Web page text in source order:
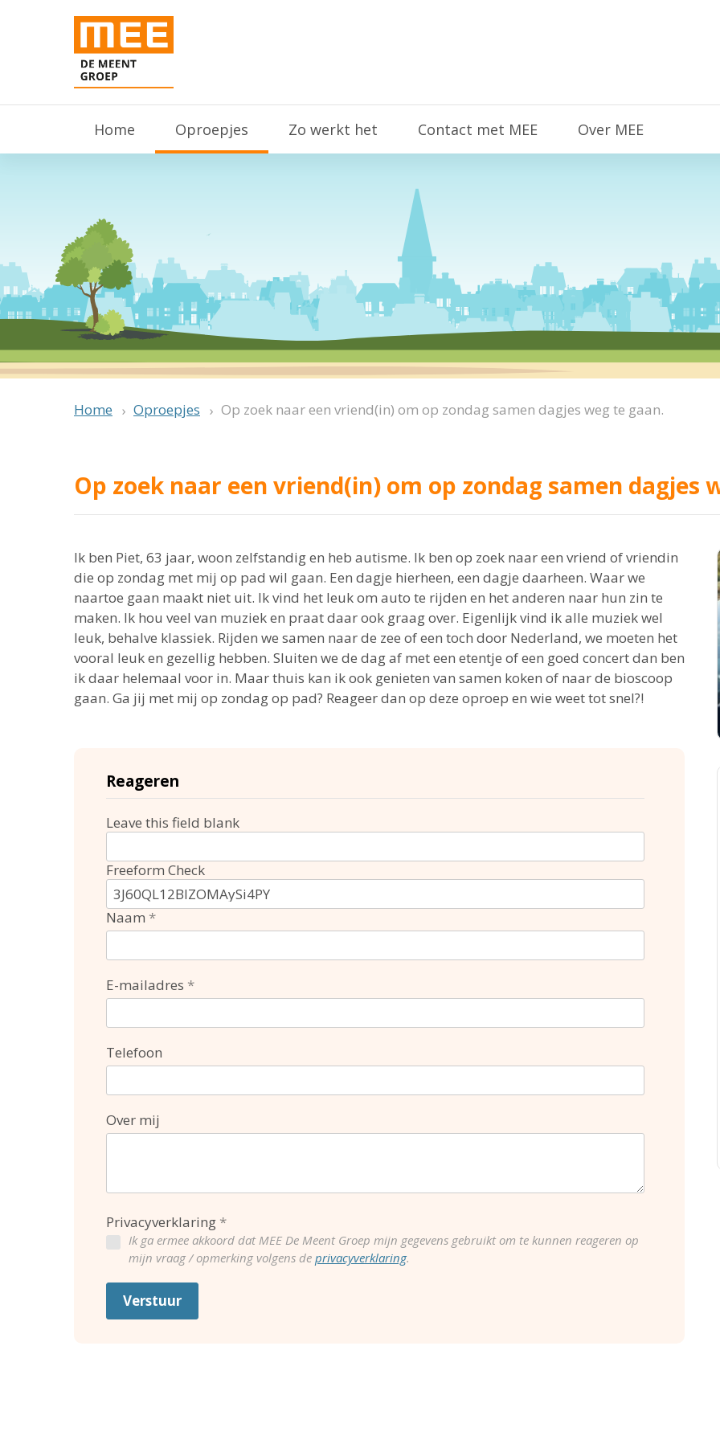
Home Oproepjes Zo werkt het Contact met MEE Over MEE
Home Oproepjes Op zoek naar een vriend(in) om op zondag samen dagjes weg te gaan.
Op zoek naar een vriend(in) om op zondag samen dagjes
Ik ben Piet, 63 jaar, woon zelfstandig en heb autisme. Ik ben op zoek naar een vriend of vriendin
die op zondag met mij op pad wil gaan. Een dagje hierheen, een dagje daarheen. Waar we
naartoe gaan maakt niet uit. Ik vind het leuk om auto te rijden en het anderen naar hun zin te
maken. Ik hou veel van muziek en praat daar ook graag over. Eigenlijk vind ik alle muziek wel
leuk, behalve klassiek. Rijden we samen naar de zee of een toch door Nederland, we moeten het
vooral leuk en gezellig hebben. Sluiten we de dag af met een etentje of een goed concert dan ben
ik daar helemaal voor in. Maar thuis kan ik ook genieten van samen koken of naar de bioscoop
gaan. Ga jij met mij op zondag op pad? Reageer dan op deze oproep en wie weet tot snel?!
Reageren
Leave this field blank
Freeform Check
Naam
E-mailadres
Telefoon
Over mij
Privacyverklaring
Ik ga ermee akkoord dat MEE De Meent Groep mijn gegevens gebruikt om te kunnen reageren op
mijn vraag / opmerking volgens de privacyverklaring.
Verstuur